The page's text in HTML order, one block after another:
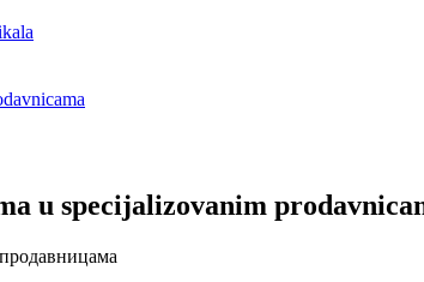
u specijalizovanim